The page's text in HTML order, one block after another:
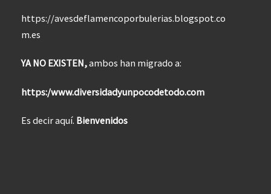
https://avesdeflamencoporbulerias.blogspot.co
m.es
YA NO EXISTEN,ambos han migrado a:
https:/www.diversidadyunpocodetodo.com
Es decir aquí. Bienvenidos